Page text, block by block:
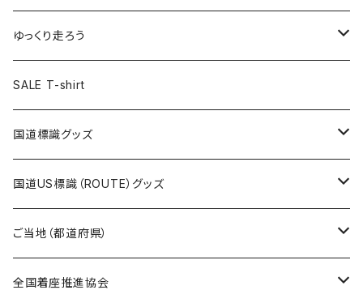
トートバッグ
ランチバッグ
エコバッグ
クリアファイル
キーホルダー
クリアファイル
Tシャツ
ステッカー
サコッシュ
ホテルキーホルダー
モーテルキーホルダー
トートバッグ
クリアファイル
マスク
エコバッグ
千葉ロッテマリーンズコラボ
エコバッグ
ステッカー
モーテルキーホルダー
ホテルキーホルダー
トートバッグ
キャップ
ステッカー
ホテルキーホルダー
Tシャツ
キャップ
ステッカー
ゆっくり走ろう
Tシャツ
ステッカー
ホテルキーホルダー
SALE T-shirt
国道標識グッズ
ステッカー
国道0～99号線
国道100～199号線
Tシャツ
キャップ
国道US標識（ROUTE）グッズ
ステッカー
ROUTE 0～99号線
Tシャツ
ご当地（都道府県）
北海道
全国着座推進協会